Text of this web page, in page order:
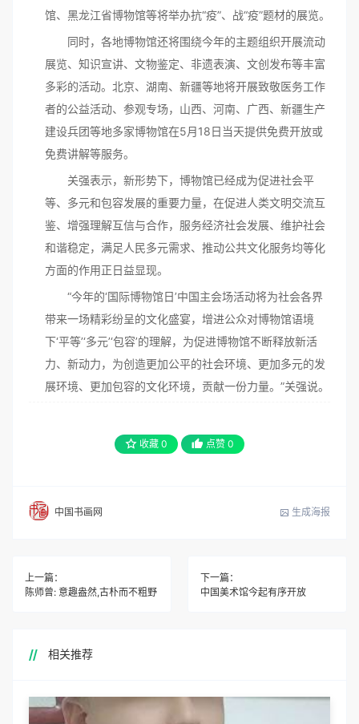
馆、黑龙江省博物馆等将举办抗“疫”、战“疫”题材的展览。
同时，各地博物馆还将围绕今年的主题组织开展流动
展览、知识宣讲、文物鉴定、非遗表演、文创发布等丰富
多彩的活动。北京、湖南、新疆等地将开展致敬医务工作
者的公益活动、参观专场，山西、河南、广西、新疆生产
建设兵团等地多家博物馆在5月18日当天提供免费开放或
免费讲解等服务。
关强表示，新形势下，博物馆已经成为促进社会平
等、多元和包容发展的重要力量，在促进人类文明交流互
鉴、增强理解互信与合作，服务经济社会发展、维护社会
和谐稳定，满足人民多元需求、推动公共文化服务均等化
方面的作用正日益显现。
“今年的‘国际博物馆日’中国主会场活动将为社会各界
带来一场精彩纷呈的文化盛宴，增进公众对博物馆语境
下‘平等’‘多元’‘包容’的理解，为促进博物馆不断释放新活
力、新动力，为创造更加公平的社会环境、更加多元的发
展环境、更加包容的文化环境，贡献一份力量。”关强说。
收藏 0 点赞 0
中国书画网 生成海报
上一篇：
陈师曾: 意趣盎然,古朴而不粗野
下一篇：
中国美术馆今起有序开放
相关推荐